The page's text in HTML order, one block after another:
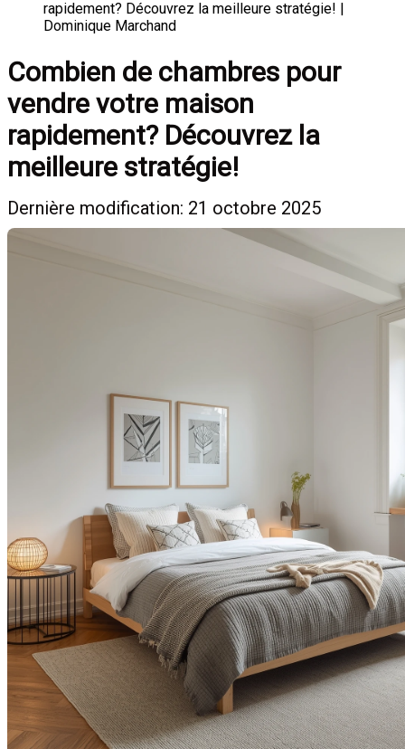
rapidement? Découvrez la meilleure stratégie! |
Dominique Marchand
Combien de chambres pour
vendre votre maison
rapidement? Découvrez la
meilleure stratégie!
Dernière modification: 21 octobre 2025